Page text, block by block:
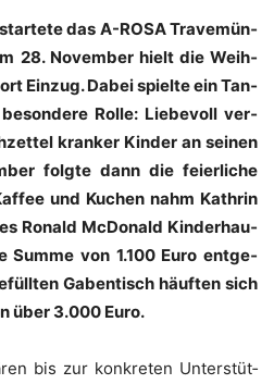
das A-ROSA Tra­ve­mün­
28. Novem­ber hielt die Weih­
Ein­zug. Dabei spiel­te ein Tan­
Rol­le: Lie­be­voll ver­
kran­ker Kin­der an sei­nen
folg­te dann die fei­er­li­che
und Kuchen nahm Kath­rin
Ronald McDo­nald Kin­der­hau­
Sum­me von 1.100 Euro ent­ge­
Gaben­tisch häuf­ten sich
über 3.000 Euro.
bis zur kon­kre­ten Unter­stüt­